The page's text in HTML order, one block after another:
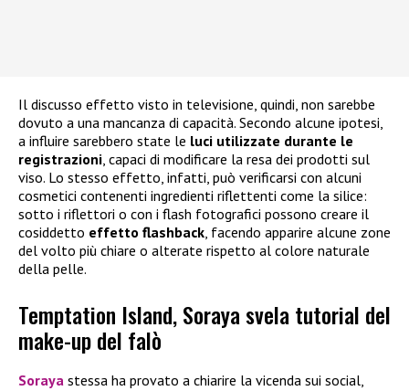
Il discusso effetto visto in televisione, quindi, non sarebbe
dovuto a una mancanza di capacità. Secondo alcune ipotesi,
a influire sarebbero state le luci utilizzate durante le
registrazioni , capaci di modificare la resa dei prodotti sul
viso. Lo stesso effetto, infatti, può verificarsi con alcuni
cosmetici contenenti ingredienti riflettenti come la silice:
sotto i riflettori o con i flash fotografici possono creare il
cosiddetto effetto flashback , facendo apparire alcune zone
del volto più chiare o alterate rispetto al colore naturale
della pelle.
Temptation Island, Soraya svela tutorial del
make-up del falò
Soraya stessa ha provato a chiarire la vicenda sui social,